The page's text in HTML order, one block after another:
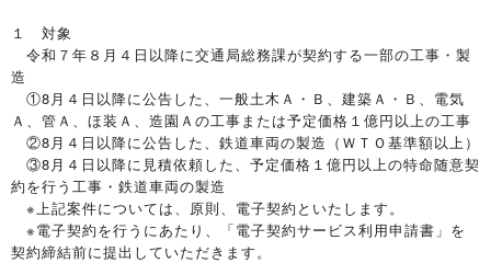
１ 対象
令和７年８月４日以降に交通局総務課が契約する一部の工事・製
造
①8月４日以降に公告した、一般土木Ａ・Ｂ、建築Ａ・Ｂ、電気
Ａ、管Ａ、ほ装Ａ、造園Ａの工事または予定価格１億円以上の工事
②8月４日以降に公告した、鉄道車両の製造（ＷＴＯ基準額以上）
③8月４日以降に見積依頼した、予定価格１億円以上の特命随意契
約を行う工事・鉄道車両の製造
※上記案件については、原則、電子契約といたします。
※電子契約を行うにあたり、「電子契約サービス利用申請書」を
契約締結前に提出していただきます。